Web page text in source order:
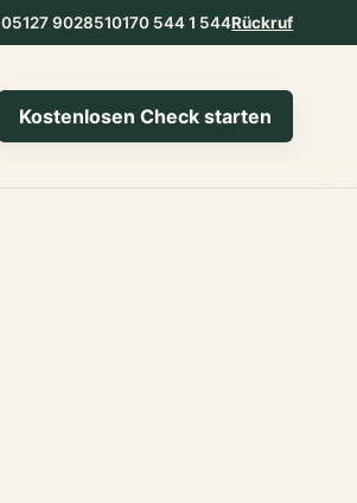
05127 9028510170 544 1 544Rückruf
Kostenlosen Check starten